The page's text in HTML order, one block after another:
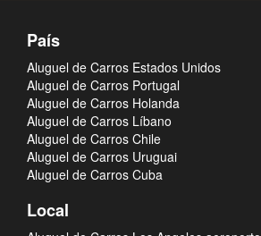
País
Aluguel de Carros Estados Unidos
Aluguel de Carros Portugal
Aluguel de Carros Holanda
Aluguel de Carros Líbano
Aluguel de Carros Chile
Aluguel de Carros Uruguai
Aluguel de Carros Cuba
Local